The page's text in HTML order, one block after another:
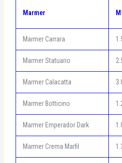
Marmer
Marmer Carrara
Marmer Statuario
Marmer Calacatta
Marmer Botticino
Marmer Emperador Dark
Marmer Crema Marfil